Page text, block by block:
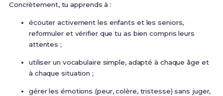
Concrètement, tu apprends à :
écouter activement les enfants et les seniors,
reformuler et vérifier que tu as bien compris leurs
attentes ;
utiliser un vocabulaire simple, adapté à chaque âge et
à chaque situation ;
gérer les émotions (peur, colère, tristesse) sans juger,